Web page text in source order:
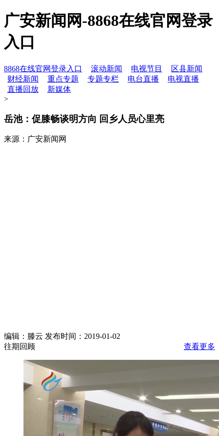
广安新闻网-8868在线官网登录
入口
8868在线官网登录入口 滚动新闻 电视节目
区县新闻
财经新闻
重点专题 专题专栏 电台直播
电视直播
直播回放
新媒体
>
岳池：促膝畅谈明方向 回乡人员心里亮
来源：广安新闻网
编辑：滕云 发布时间：2019-01-02
往期回顾
查看更多